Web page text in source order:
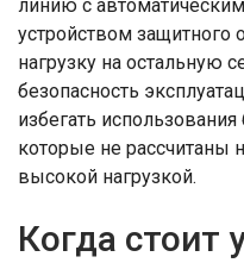
линию с
устройством защитного
нагрузку на остальную
безопасность
избегать
которые не рассчитаны
высокой нагрузкой.
Когда стоит